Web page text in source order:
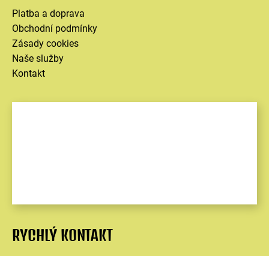
Platba a doprava
Obchodní podmínky
Zásady cookies
Naše služby
Kontakt
RYCHLÝ KONTAKT